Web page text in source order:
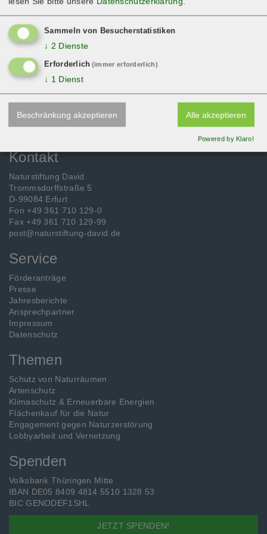
Louis-Anschütz-Str. 28
98544 Zella-Mehlis
ZURÜCK
Kontakt
Naturstiftung David
Trommsdorffstraße 5
D-99084 Erfurt
Fon +49 361 710 129-0
Fax +49 361 710 129-99
post@naturstiftung-david.de
Service
Förderanträge
Presse
Jahresberichte
Ansprechpartner
Impressum
Datenschutz
Themen
Schutz von Naturräumen
Artenschutz
Klimaschutz & Erneuerbare Energien
Flächenkauf für die Natur
Engagement gegen Naturzerstörung
Lobbyarbeit und Vernetzung
Spenden
Volksbank Thüringen Mitte
IBAN DE05 8409 4814 5510 1328 53
BIC GENODEF1SHL
JETZT SPENDEN!
Sammeln von Besucherstatistiken
↓ 2 Dienste
Erforderlich (immer erforderlich)
↓ 1 Dienst
Beschränkung akzeptieren Alle akzeptieren
Powered by Klaro!